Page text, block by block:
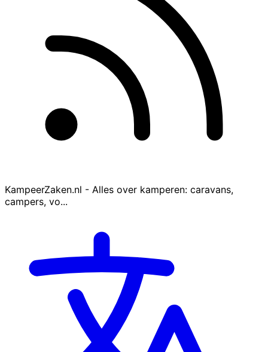
KampeerZaken.nl - Alles over kamperen: caravans,
campers, vo...